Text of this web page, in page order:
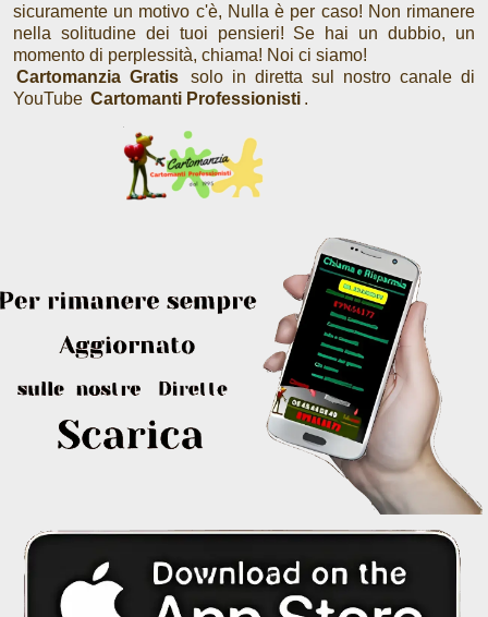
sicuramente un motivo c'è, Nulla è per caso! Non rimanere
nella solitudine dei tuoi pensieri! Se hai un dubbio, un
momento di perplessità, chiama! Noi ci siamo!
Cartomanzia Gratis
solo in diretta sul nostro canale di
YouTube Cartomanti Professionisti .